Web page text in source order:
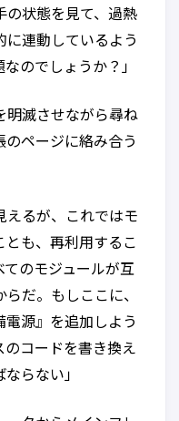
の状態を見て、過熱
に連動しているよう
のでしょうか？」
明滅させながら尋ね
のページに絡み合う
えるが、これではモ
とも、再利用するこ
てのモジュールが互
だ。もしここに、
源』を追加しよう
のコードを書き換え
らない」